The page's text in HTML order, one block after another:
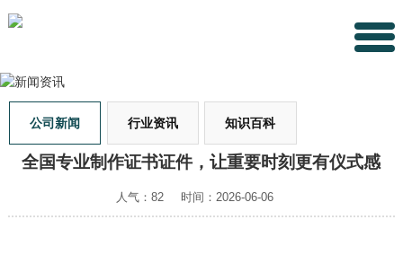
公司新闻 行业资讯 知识百科
全国专业制作证书证件，让重要时刻更有仪式感
人气：82 时间：2026-06-06